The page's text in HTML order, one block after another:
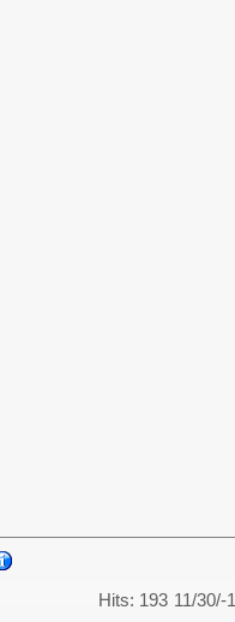
11/30/-1
Hits: 193